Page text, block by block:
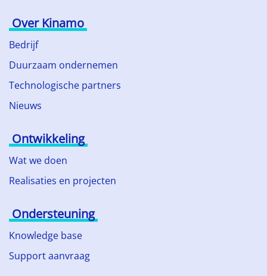
Over Kinamo
Bedrijf
Duurzaam ondernemen
Technologische partners
Nieuws
Ontwikkeling
Wat we doen
Realisaties en projecten
Ondersteuning
Knowledge base
Support aanvraag